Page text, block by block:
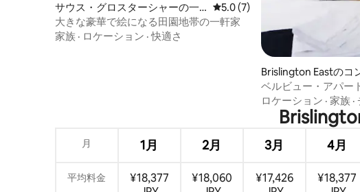
サウス・グロスターシャーの一
軒家
レビュー7件、5つ星中5.0つ星の
5.0 (7)
大きな豪華で絵になる田園地帯の一軒家
家族 · ロケーション ·快適さ
Brislington Eastのコ
アム
ベルビュー・アパー
（Cliftonvalley
ロケーション · 家族 ·
月 1月 2月 3月 4月
平均料金
¥18,377
¥18,060
¥17,426
¥18,377